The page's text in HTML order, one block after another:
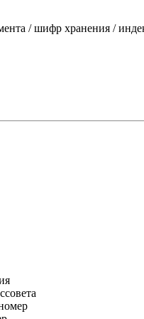
/ шифр хранения /